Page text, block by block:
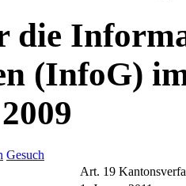
die
(InfoG)
Gesuch
Art. 19